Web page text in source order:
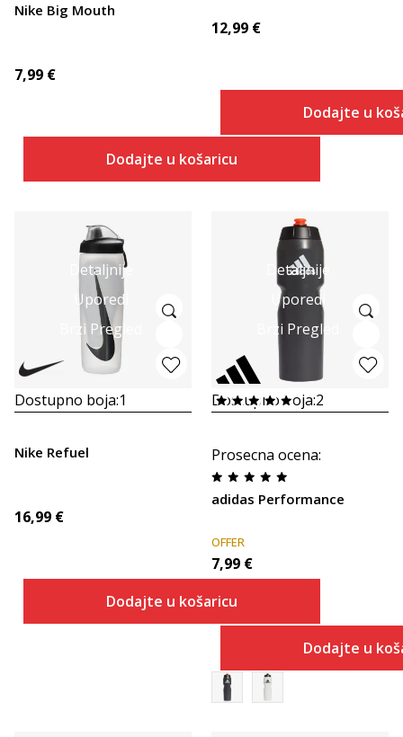
Nike Big Mouth
7,99 €
Dodajte u košaricu
12,99 €
Dodajte u
Detaljnije
Uporedi
Brzi Pregled
Dostupno boja:1
Nike Refuel
16,99 €
Dodajte u košaricu
Detaljnije
Uporedi
Brzi Pregled
Dostupno boja:2
Prosecna ocena:
adidas Performance
OFFER
7,99 €
Dodajte u